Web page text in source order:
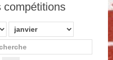
compétitions